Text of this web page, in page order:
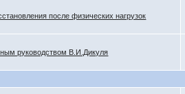
после физических нагрузок
руководством В.И.Дикуля